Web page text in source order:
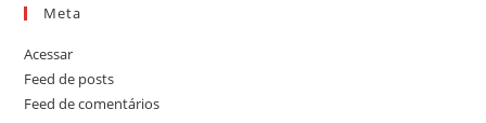
Meta
Acessar
Feed de posts
Feed de comentários